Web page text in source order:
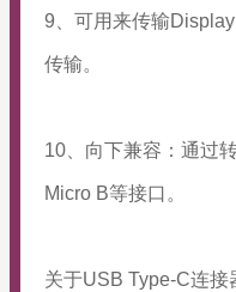
9、可用来传输
传输。
10、向下兼容：通过
Micro B等接口。
关于USB Type-C连接